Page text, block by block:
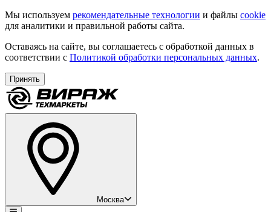
Мы используем рекомендательные технологии и файлы cookie
для аналитики и правильной работы сайта.
Оставаясь на сайте, вы соглашаетесь с обработкой данных в
соответствии с Политикой обработки персональных данных.
Принять
Москва